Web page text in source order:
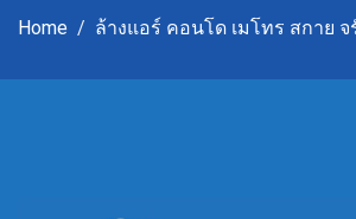
Home ล้างแอร์ คอนโด เมโทร สกาย